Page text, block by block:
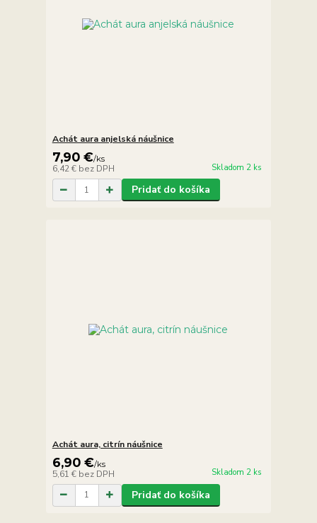
Achát aura anjelská náušnice
7,90 €/ks
6,42 € bez DPH Skladom 2 ks
Pridať do košíka
Achát aura, citrín náušnice
6,90 €/ks
5,61 € bez DPH Skladom 2 ks
Pridať do košíka